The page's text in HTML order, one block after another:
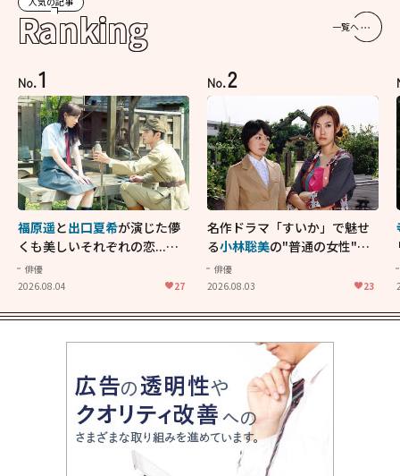
Ranking 一覧へ
No.1
福原遥と出口夏希が演じた儚
くも美しいそれぞれの恋...生
きることの尊さを教えてくれ
た映画「あの花が咲く丘で、
俳優
2026.08.04
27
No.2
名作ドラマ「すいか」で魅せ
る小林聡美の"普通の女性"が
大人に刺さる...映画「かもめ
食堂」にも通じる静かな芝居
俳優
2026.08.03
23